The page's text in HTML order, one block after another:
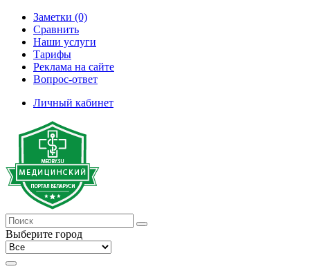
Заметки (0)
Сравнить
Наши услуги
Тарифы
Реклама на сайте
Вопрос-ответ
Личный кабинет
Выберите город